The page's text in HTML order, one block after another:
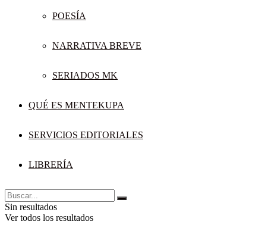
POESÍA
NARRATIVA BREVE
SERIADOS MK
QUÉ ES MENTEKUPA
SERVICIOS EDITORIALES
LIBRERÍA
Sin resultados
Ver todos los resultados